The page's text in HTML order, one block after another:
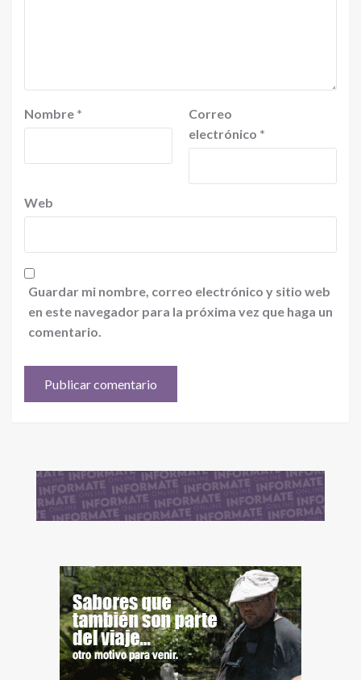
Nombre *
Correo
electrónico *
Web
Guardar mi nombre, correo electrónico y sitio web
en este navegador para la próxima vez que haga un
comentario.